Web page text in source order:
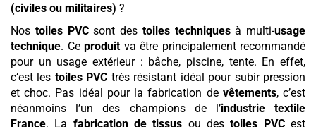
(civiles ou militaires) ?
Nos toiles PVCsont des toiles techniquesà multi-usage
technique. Ce produit va être principalement recommandé
pour un usage extérieur : bâche, piscine, tente. En effet,
c’est les toiles PVC très résistant idéal pour subir pression
et choc. Pas idéal pour la fabrication de vêtements, c’est
néanmoins l’un des champions de l’industrie textile
France. La fabrication de tissus ou destoiles PVCest